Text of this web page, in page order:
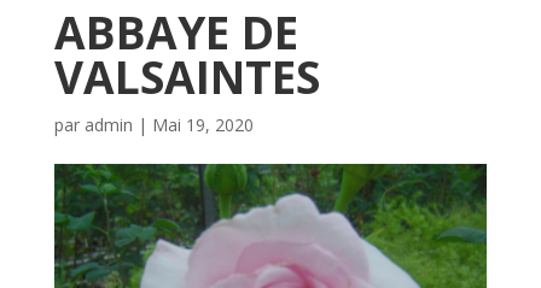
ABBAYE DE
VALSAINTES
par admin | Mai 19, 2020